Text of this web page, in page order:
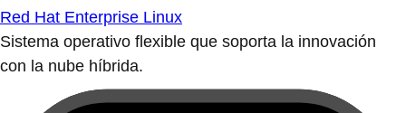
Red Hat Enterprise Linux
Sistema operativo flexible que soporta la innovación
con la nube híbrida.